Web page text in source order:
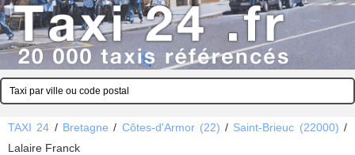
TAXI 24 / Bretagne / Côtes-d'Armor (22) / Saint-Brieuc (22000) /
Lalaire Franck